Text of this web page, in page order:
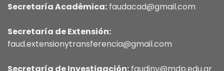
Secretaría Académica: faudacad@gmail.com
Secretaría de Extensión:
faud.extensionytransferencia@gmail.com
Secretaría de Investigación: faudinv@mdp.edu.ar